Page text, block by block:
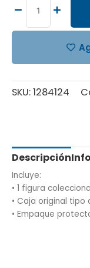
Star
–
SKU:1284124
Descripción
Incluye:
• 1 figura
• Caja original
• Empaque